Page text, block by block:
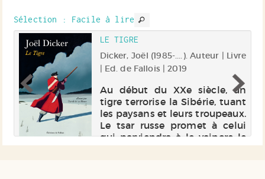
Sélection : Facile à lire
LE TIGRE
Dicker, Joël (1985-....). Auteur | Livre
| Ed. de Fallois | 2019
Au début du XXe siècle, un
tigre terrorise la Sibérie, tuant
les paysans et leurs troupeaux.
Le tsar russe promet à celui
qui parviendra à le vaincre le
poids de l'animal en pièces